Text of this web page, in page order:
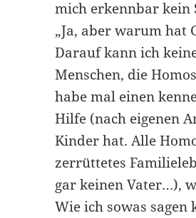
mich erkennbar kein
„Ja, aber warum hat
Darauf kann ich
Menschen, die
habe mal einen
Hilfe (nach eigenen
Kinder hat. Alle
zerrüttetes
gar keinen Vater…),
Wie ich sowas